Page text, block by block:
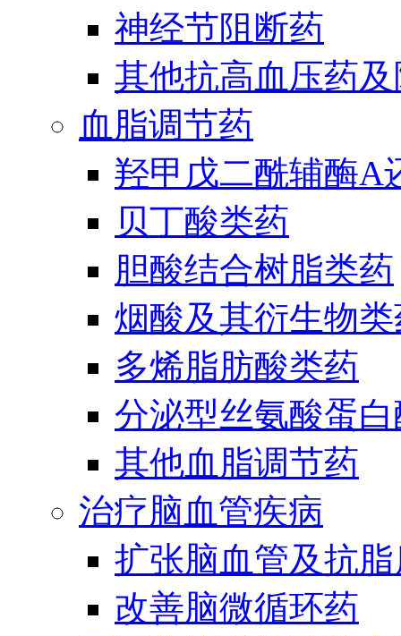
神经节阻断药
其他抗高血压药
血脂调节药
羟甲戊二酰辅酶A
贝丁酸类药
胆酸结合树脂类药
烟酸及其衍生物
多烯脂肪酸类药
分泌型丝氨酸蛋
其他血脂调节药
治疗脑血管疾病
扩张脑血管及抗
改善脑微循环药